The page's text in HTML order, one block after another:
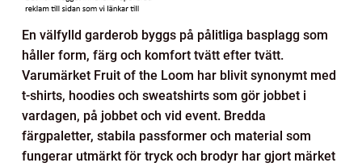
En välfylld garderob byggs på pålitliga basplagg som
håller form, färg och komfort tvätt efter tvätt.
Varumärket Fruit of the Loom har blivit synonymt med
t-shirts, hoodies och sweatshirts som gör jobbet i
vardagen, på jobbet och vid event. Bredda
färgpaletter, stabila passformer och material som
fungerar utmärkt för tryck och brodyr har gjort märket